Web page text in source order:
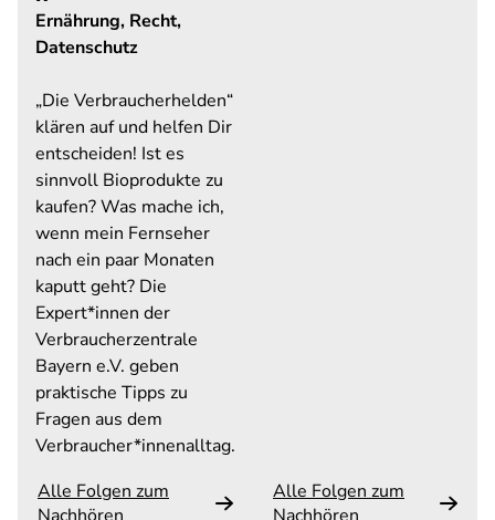
Ernährung, Recht,
Datenschutz
„Die Verbraucherhelden“
klären auf und helfen Dir
entscheiden! Ist es
sinnvoll Bioprodukte zu
kaufen? Was mache ich,
wenn mein Fernseher
nach ein paar Monaten
kaputt geht? Die
Expert*innen der
Verbraucherzentrale
Bayern e.V. geben
praktische Tipps zu
Fragen aus dem
Verbraucher*innenalltag.
Alle Folgen zum
Alle Folgen zum